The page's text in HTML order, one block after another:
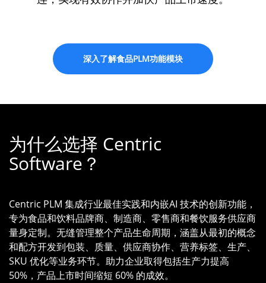
深入了解食品PLM功能模块
为什么选择 Centric
Software？
Centric PLM 集成行业最佳实践和内嵌AI 技术的创新功能，
专为食品和饮料品牌商、制造商、零售商和餐饮服务供应商
量身定制。无缝管理整个产品生命周期，涵盖从最初的概念
和配方开发到包装、质量、供应商协作、营养标签、生产、
SKU 优化等业务环节。助力企业取得包括生产力提高
50%，产品上市时间缩短 60% 的成效。